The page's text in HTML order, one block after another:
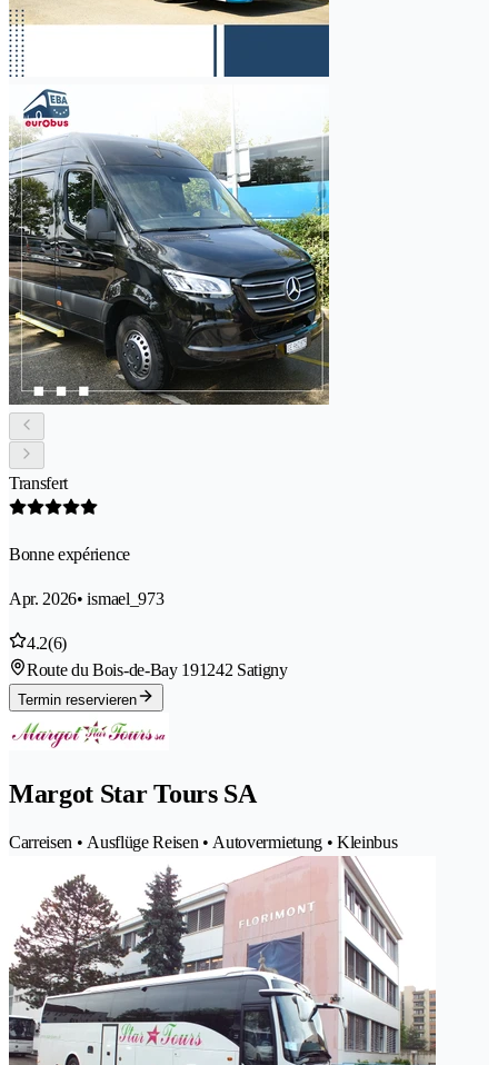
Transfert
Bonne expérience
Apr. 2026• ismael_973
4.2(6)
Route du Bois-de-Bay 191242 Satigny
Termin reservieren
Margot Star Tours SA
Carreisen • Ausflüge Reisen • Autovermietung • Kleinbus